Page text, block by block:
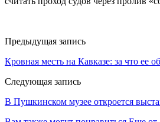
Предыдущая запись
Кровная месть на Кавказе: за что ее
Следующая запись
В Пушкинском музее откроется